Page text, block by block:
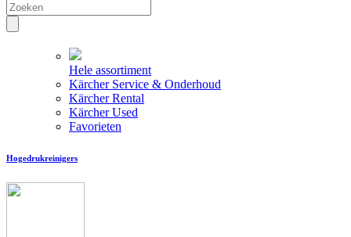
Hele assortiment
Kärcher Service & Onderhoud
Kärcher Rental
Kärcher Used
Favorieten
Hogedrukreinigers